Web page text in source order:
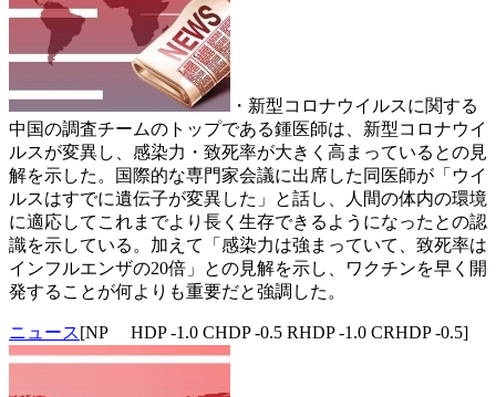
・新型コロナウイルスに関する
中国の調査チームのトップである鍾医師は、新型コロナウイ
ルスが変異し、感染力・致死率が大きく高まっているとの見
解を示した。国際的な専門家会議に出席した同医師が「ウイ
ルスはすでに遺伝子が変異した」と話し、人間の体内の環境
に適応してこれまでより長く生存できるようになったとの認
識を示している。加えて「感染力は強まっていて、致死率は
インフルエンザの20倍」との見解を示し、ワクチンを早く開
発することが何よりも重要だと強調した。
ニュース[NP HDP -1.0 CHDP -0.5 RHDP -1.0 CRHDP -0.5]